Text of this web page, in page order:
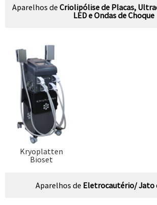
Aparelhos de Criolipólise de Placas,
LED e Ondas de Choque
Kryoplatten
Bioset
Aparelhos de Eletrocautério/ Jato